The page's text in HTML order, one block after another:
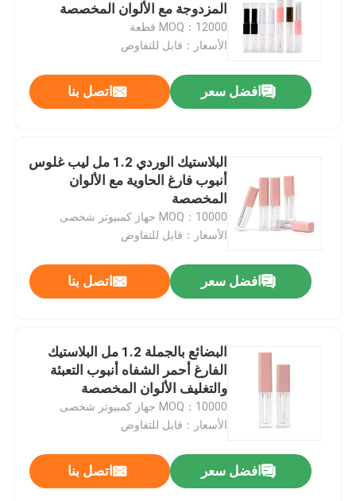
المزدوجة مع الألوان المخصصة
MOQ：12000 قطعة
الأسعار：قابل للتفاوض
افضل سعر اتصل بنا
البلاستيك الوردي 1.2 مل ليب غلوس
أنبوب فارغ الحاوية مع الألوان
المخصصة
MOQ：10000 جهاز كمبيوتر شخصى
الأسعار：قابل للتفاوض
افضل سعر اتصل بنا
البضائع بالجملة 1.2 مل البلاستيك
الفارغ أحمر الشفاه أنبوب التعبئة
والتغليف الألوان المخصصة
MOQ：10000 جهاز كمبيوتر شخصى
الأسعار：قابل للتفاوض
افضل سعر اتصل بنا